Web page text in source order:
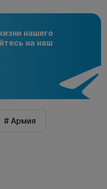
нашего
на наш
# Армия